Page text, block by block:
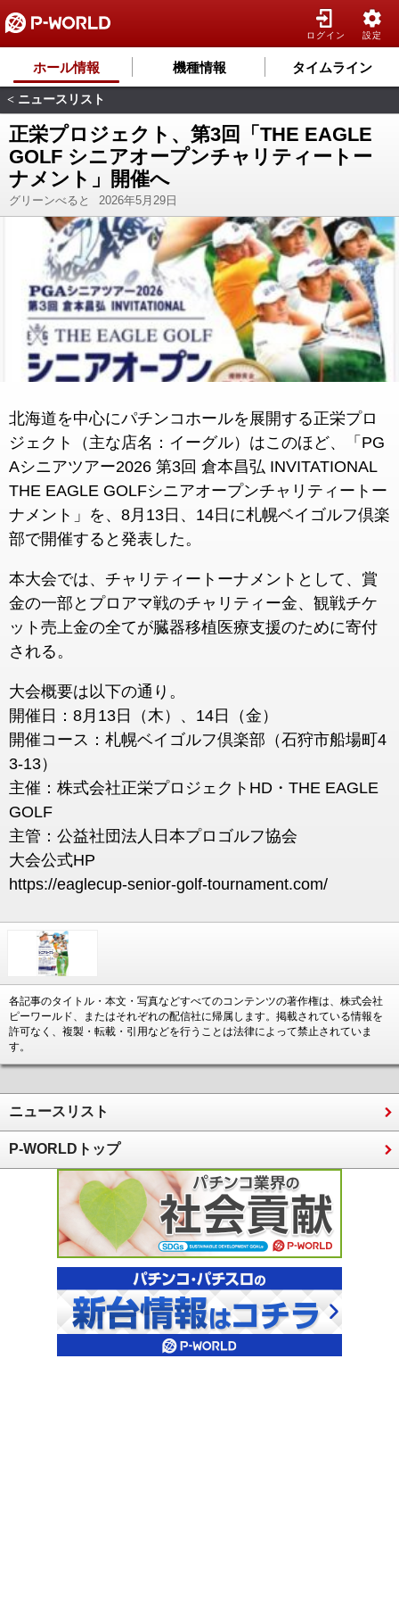
ログイン 設定
ホール情報 機種情報 タイムライン
< ニュースリスト
正栄プロジェクト、第3回「THE EAGLE
GOLF シニアオープンチャリティートー
ナメント」開催へ
グリーンべると 2026年5月29日
北海道を中心にパチンコホールを展開する正栄プロ
ジェクト（主な店名：イーグル）はこのほど、「PG
Aシニアツアー2026 第3回 倉本昌弘 INVITATIONAL
THE EAGLE GOLFシニアオープンチャリティートー
ナメント」を、8月13日、14日に札幌ベイゴルフ倶楽
部で開催すると発表した。
本大会では、チャリティートーナメントとして、賞
金の一部とプロアマ戦のチャリティー金、観戦チケ
ット売上金の全てが臓器移植医療支援のために寄付
される。
大会概要は以下の通り。
開催日：8月13日（木）、14日（金）
開催コース：札幌ベイゴルフ倶楽部（石狩市船場町4
3-13）
主催：株式会社正栄プロジェクトHD・THE EAGLE
GOLF
主管：公益社団法人日本プロゴルフ協会
大会公式HP
https://eaglecup-senior-golf-tournament.com/
各記事のタイトル・本文・写真などすべてのコンテンツの著作権は、株式会社
ピーワールド、またはそれぞれの配信社に帰属します。掲載されている情報を
許可なく、複製・転載・引用などを行うことは法律によって禁止されていま
す。
ニュースリスト
P-WORLDトップ